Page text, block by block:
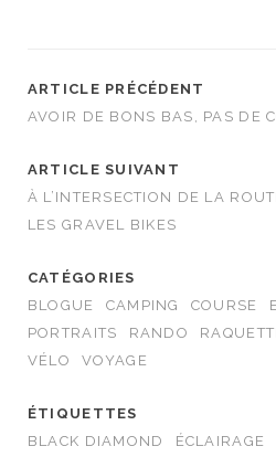
ARTICLE PRÉCÉDENT
AVOIR DE BONS BAS, PAS DE
ARTICLE SUIVANT
À L’INTERSECTION DE LA
LES GRAVEL BIKES
CATÉGORIES
BLOGUE
CAMPING COURSE
PORTRAITS
RANDO
VÉLO
VOYAGE
ÉTIQUETTES
BLACK DIAMOND
ÉCLAIRAGE